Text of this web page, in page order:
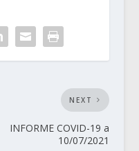
NEXT
INFORME COVID-19 a
10/07/2021